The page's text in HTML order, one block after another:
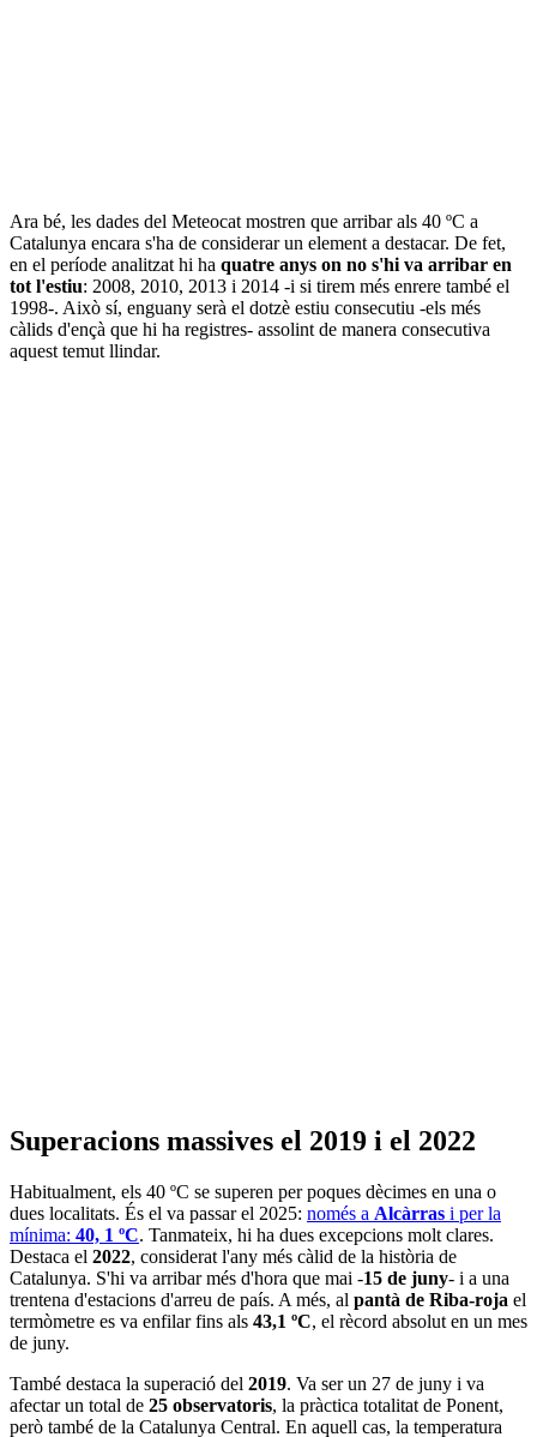
Ara bé, les dades del Meteocat mostren que arribar als 40 ºC a
Catalunya encara s'ha de considerar un element a destacar. De fet,
en el període analitzat hi ha quatre anys on no s'hi va arribar en
tot l'estiu: 2008, 2010, 2013 i 2014 -i si tirem més enrere també el
1998-. Això sí, enguany serà el dotzè estiu consecutiu -els més
càlids d'ençà que hi ha registres- assolint de manera consecutiva
aquest temut llindar.
Superacions massives el 2019 i el 2022
Habitualment, els 40 ºC se superen per poques dècimes en una o
dues localitats. És el va passar el 2025: només a Alcàrras i per la
mínima: 40, 1 ºC. Tanmateix, hi ha dues excepcions molt clares.
Destaca el 2022, considerat l'any més càlid de la història de
Catalunya. S'hi va arribar més d'hora que mai -15 de juny- i a una
trentena d'estacions d'arreu de país. A més, al pantà de Riba-roja el
termòmetre es va enfilar fins als 43,1 ºC, el rècord absolut en un mes
de juny.
També destaca la superació del 2019. Va ser un 27 de juny i va
afectar un total de 25 observatoris, la pràctica totalitat de Ponent,
però també de la Catalunya Central. En aquell cas, la temperatura